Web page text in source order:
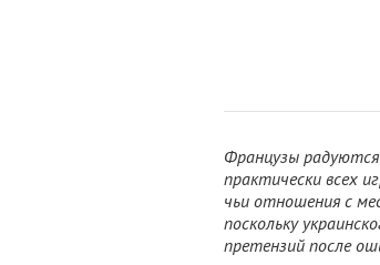
Французы
практически всех
чьи отношения с
поскольку
претензий после